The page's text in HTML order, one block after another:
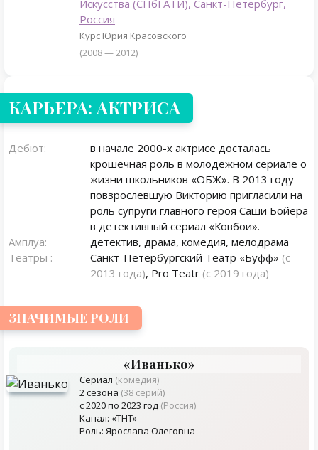
Искусства (СПбГАТИ), Санкт-Петербург,
Россия
Курс Юрия Красовского
(2008 — 2012)
КАРЬЕРА: АКТРИСА
Дебют:
в начале 2000-х актрисе досталась
крошечная роль в молодежном сериале о
жизни школьников «ОБЖ». В 2013 году
повзрослевшую Викторию пригласили на
роль супруги главного героя Саши Бойера
в детективный сериал «Ковбои».
Амплуа:
детектив, драма, комедия, мелодрама
Театры :
Санкт-Петербургский Театр «Буфф» (с
2013 года), Pro Teatr (с 2019 года)
ЗНАЧИМЫЕ РОЛИ
«Иванько»
Сериал (комедия)
2 сезона (38 серий)
с 2020 по 2023 год (Россия)
Канал: «ТНТ»
Роль: Ярослава Олеговна